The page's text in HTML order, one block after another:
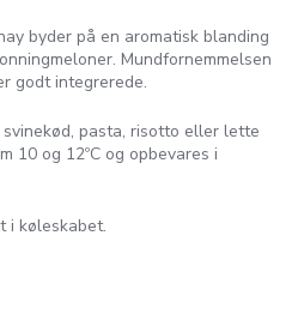
byder på en aromatisk blanding
Mundfornemmelsen
godt integrerede.
pasta, risotto eller lette
10 og 12ºC og opbevares i
i køleskabet.